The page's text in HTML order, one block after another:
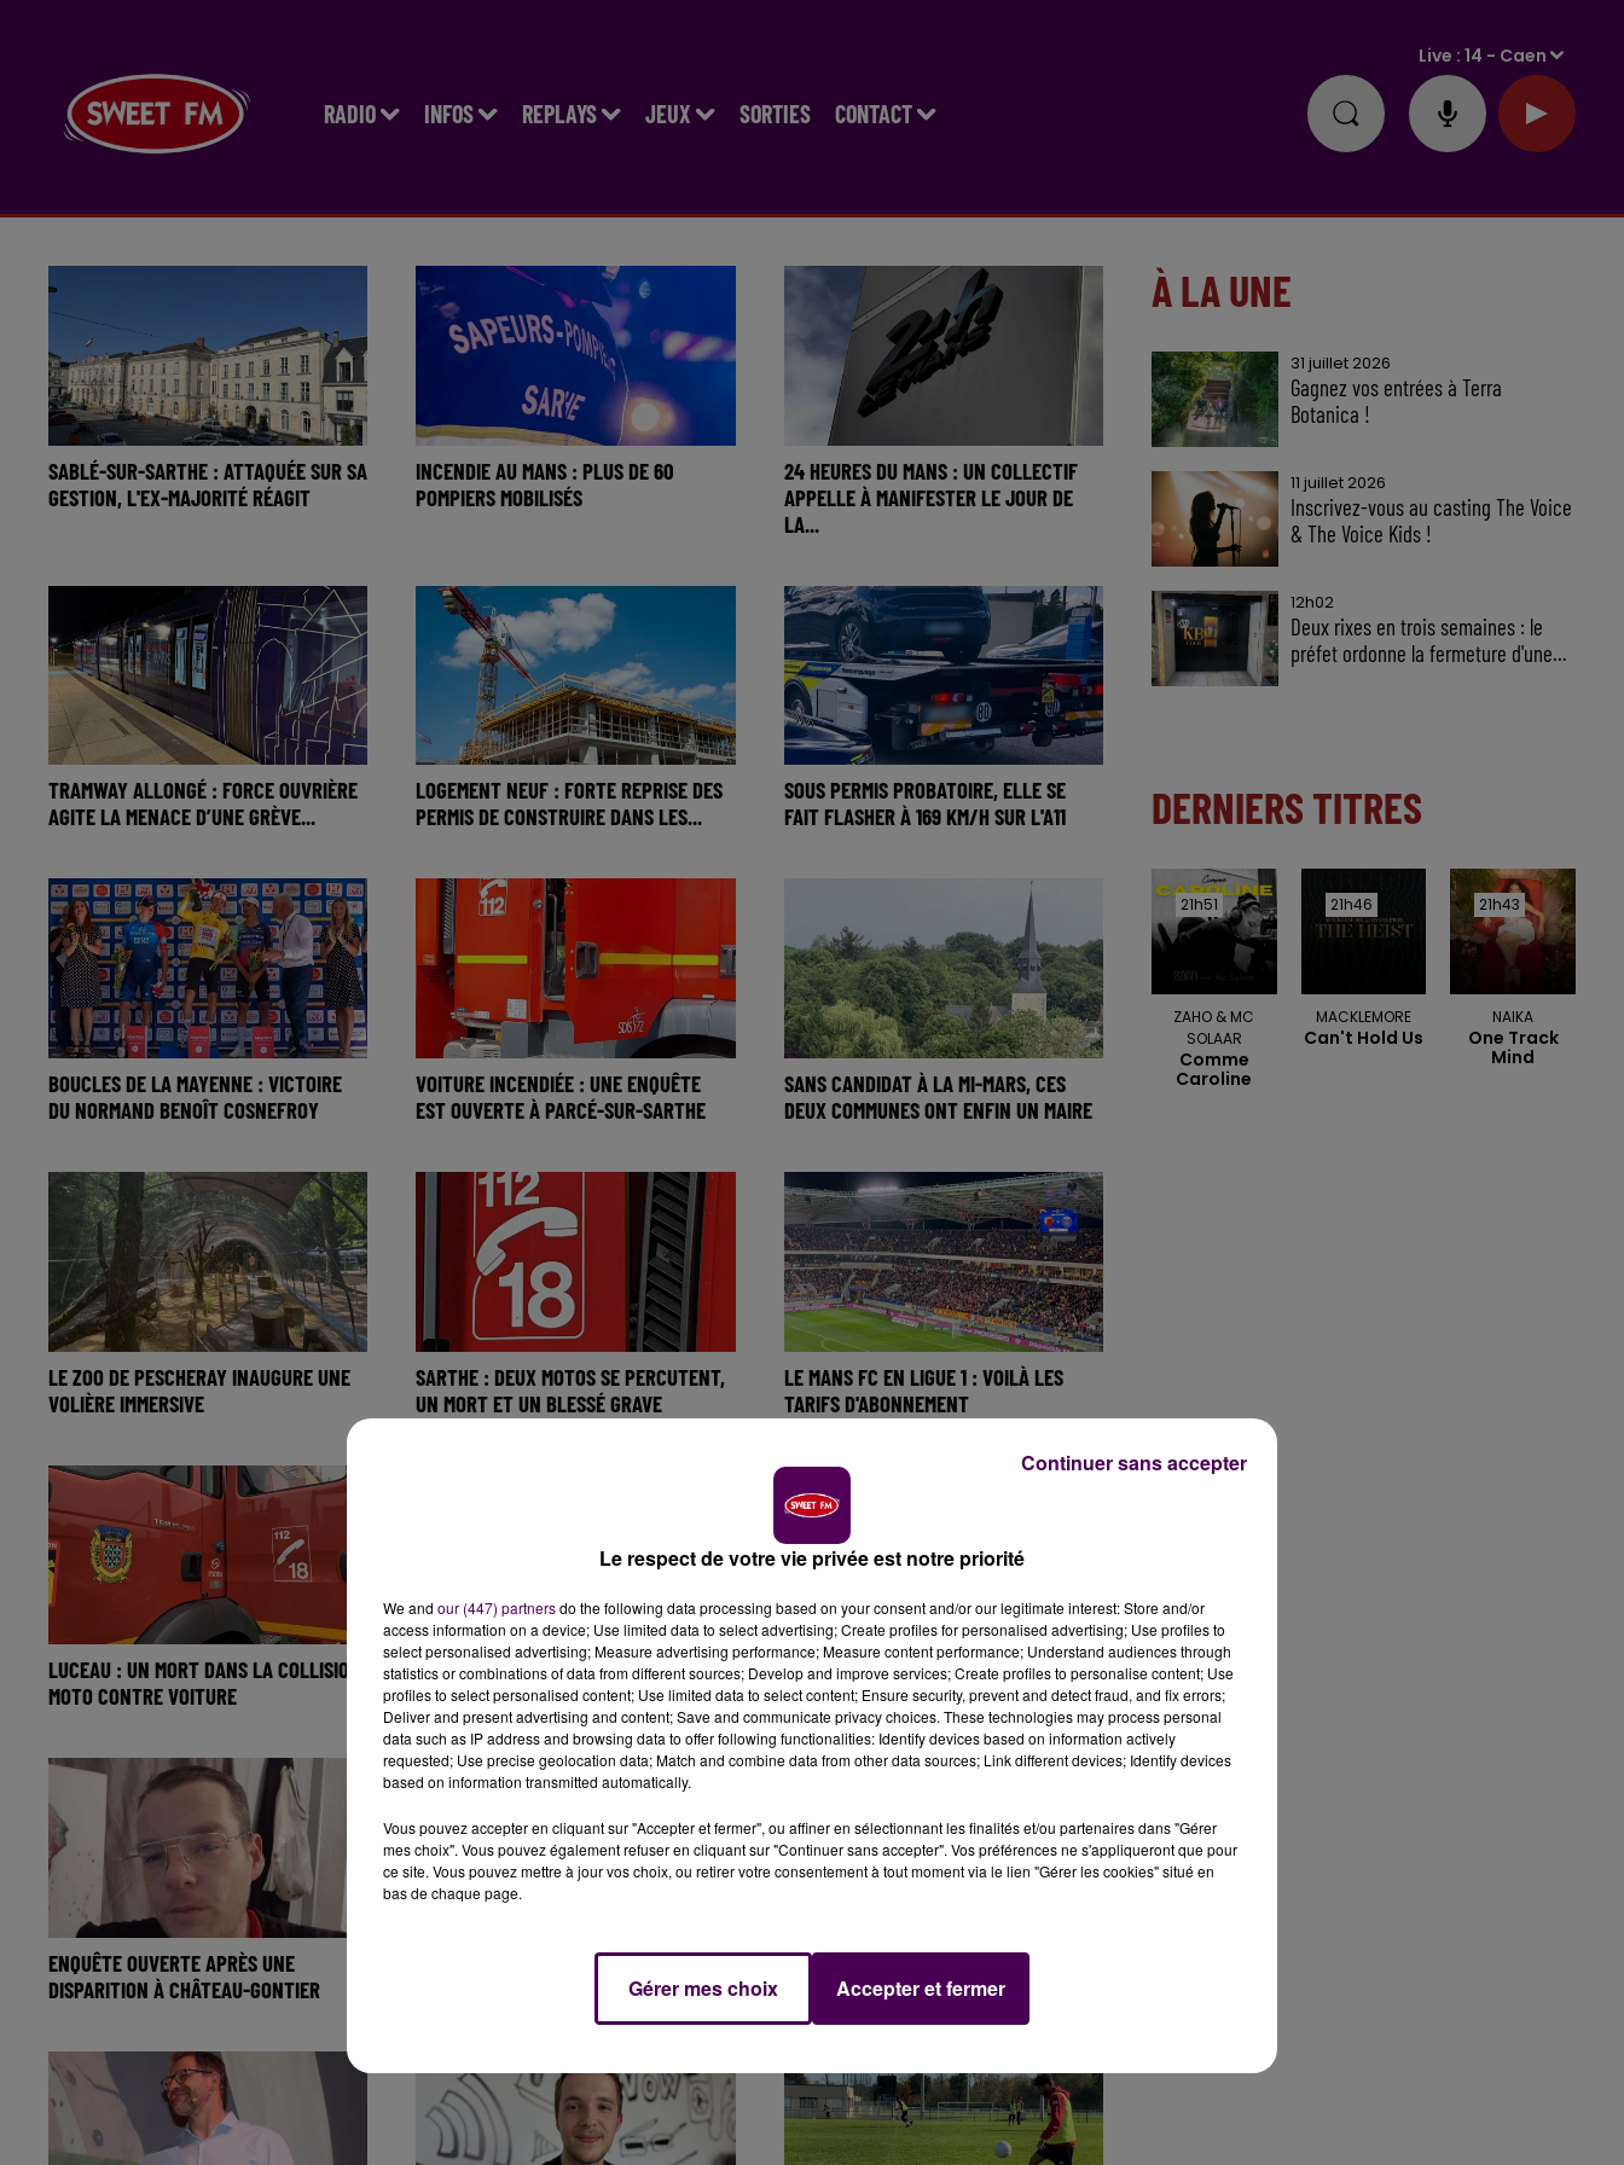
RADIO INFOS REPLAYS JEUX SORTIES CONTACT
Live :14 - Caen
SABLÉ-SUR-SARTHE : ATTAQUÉE SUR SA
GESTION, L'EX-MAJORITÉ RÉAGIT
INCENDIE AU MANS : PLUS DE 60
POMPIERS MOBILISÉS
24 HEURES DU MANS : UN COLLECTIF
APPELLE À MANIFESTER LE JOUR DE
LA...
TRAMWAY ALLONGÉ : FORCE OUVRIÈRE
AGITE LA MENACE D’UNE GRÈVE...
LOGEMENT NEUF : FORTE REPRISE DES
PERMIS DE CONSTRUIRE DANS LES...
SOUS PERMIS PROBATOIRE, ELLE SE
FAIT FLASHER À 169 KM/H SUR L'A11
BOUCLES DE LA MAYENNE : VICTOIRE
DU NORMAND BENOÎT COSNEFROY
VOITURE INCENDIÉE : UNE ENQUÊTE
EST OUVERTE À PARCÉ-SUR-SARTHE
SANS CANDIDAT À LA MI-MARS, CES
DEUX COMMUNES ONT ENFIN UN MAIRE
LE ZOO DE PESCHERAY INAUGURE UNE
VOLIÈRE IMMERSIVE
SARTHE : DEUX MOTOS SE PERCUTENT,
UN MORT ET UN BLESSÉ GRAVE
LE MANS FC EN LIGUE 1 : VOILÀ LES
TARIFS D'ABONNEMENT
LUCEAU : UN MORT DANS LA COLLISION
MOTO CONTRE VOITURE
"ON NE RÉALISE PAS BIEN ENCORE" :
TROIS JEUNES VOLLEYEURS SARTHOIS...
POLICIERS AGRESSÉS AU MANS : LA
GARDE À VUE DU SUSPECT LEVÉE
ENQUÊTE OUVERTE APRÈS UNE
DISPARITION À CHÂTEAU-GONTIER
PENTECÔTE : IL VA Y AVOIR DU MONDE
VERS DES RECORDS DE CHALEUR CE
WEEK-END DANS L’OUEST ?
À LA UNE
31 juillet 2026
Gagnez vos entrées à Terra
Botanica !
11 juillet 2026
Inscrivez-vous au casting The Voice
& The Voice Kids !
12h02
Deux rixes en trois semaines : le
préfet ordonne la fermeture d'une...
DERNIERS TITRES
21h51
21h51
ZAHO & MC
SOLAAR
Comme
Caroline
21h46
21h46
MACKLEMORE
Can't Hold Us
21h43
21h43
NAIKA
One Track
Mind
Le respect de votre vie privée est notre priorité
We and our (447) partnersdo the following data processing based on your consent and/or our legitimate interest: Store and/or
access information on a device; Use limited data to select advertising; Create profiles for personalised advertising; Use profiles to
select personalised advertising; Measure advertising performance; Measure content performance; Understand audiences through
statistics or combinations of data from different sources; Develop and improve services; Create profiles to personalise content; Use
profiles to select personalised content; Use limited data to select content; Ensure security, prevent and detect fraud, and fix errors;
Deliver and present advertising and content; Save and communicate privacy choices. These technologies may process personal
data such as IP address and browsing data to offer following functionalities: Identify devices based on information actively
requested; Use precise geolocation data; Match and combine data from other data sources; Link different devices; Identify devices
based on information transmitted automatically.
Vous pouvez accepter en cliquant sur "Accepter et fermer", ou affiner en sélectionnant les finalités et/ou partenaires dans "Gérer
mes choix". Vous pouvez également refuser en cliquant sur "Continuer sans accepter". Vos préférences ne s'appliqueront que pour
ce site. Vous pouvez mettre à jour vos choix, ou retirer votre consentement à tout moment via le lien "Gérer les cookies" situé en
bas de chaque page.
Gérer mes choix Accepter et fermer
Continuer sans accepter